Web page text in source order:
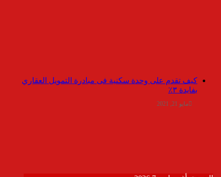
كيف تقدم على وحدة سكنية فى مبادرة التمويل العقاري
بفايدة ٣٪
مايو 21, 2021